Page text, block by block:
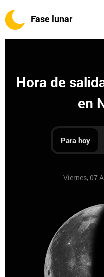
Fase lunar
Hora de
en
Para hoy
Viernes, 07